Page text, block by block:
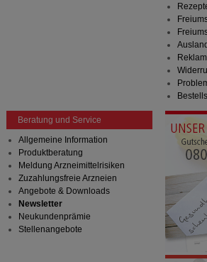
Beratung und Service
Allgemeine Information
Produktberatung
Meldung Arzneimittelrisiken
Zuzahlungsfreie Arzneien
Angebote & Downloads
Newsletter
Neukundenprämie
Stellenangebote